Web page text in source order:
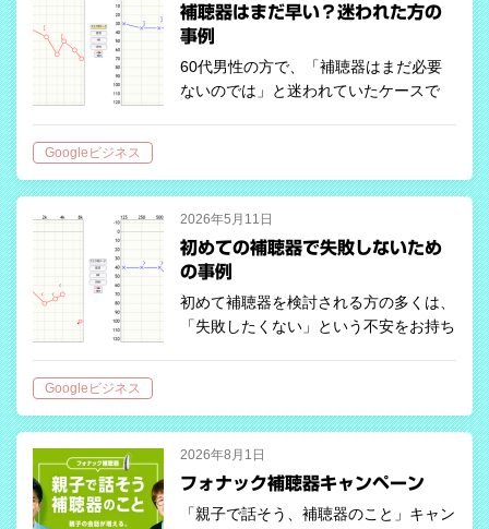
補聴器はまだ早い？迷われた方の
事例
60代男性の方で、「補聴器はまだ必要
ないのでは」と迷われていたケースで
調整した結果、聞き返しが減り、テレビ
も聞き…
Googleビジネス
2026年5月11日
初めての補聴器で失敗しないため
の事例
初めて補聴器を検討される方の多くは、
「失敗したくない」という不安をお持ち
も聞き取りやすくなりました。 初めて
の…
Googleビジネス
2026年8月1日
フォナック補聴器キャンペーン
「親子で話そう、補聴器のこと」キャン